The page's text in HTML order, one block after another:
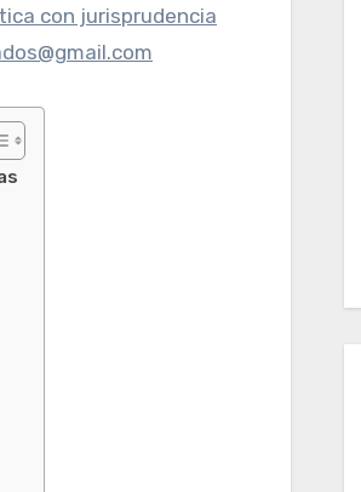
con jurisprudencia